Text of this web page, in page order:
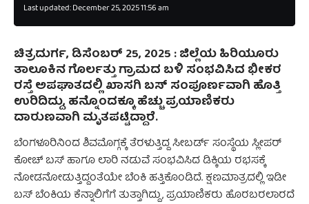
Last updated: December 25, 2025 11:56 am
ಚಿತ್ರದುರ್ಗ, ಡಿಸೆಂಬರ್‌ 25, 2025 :ಜಿಲ್ಲೆಯ ಹಿರಿಯೂರು
ತಾಲೂಕಿನ ಗೊರ್ಲತ್ತು ಗ್ರಾಮದ ಬಳಿ ಸಂಭವಿಸಿದ ಭೀಕರ
ರಸ್ತೆ ಅಪಘಾತದಲ್ಲಿ ಖಾಸಗಿ ಬಸ್ ಸಂಪೂರ್ಣವಾಗಿ ಹೊತ್ತಿ
ಉರಿದಿದ್ದು, ಹನ್ನೊಂದಕ್ಕೂ ಹೆಚ್ಚು ಪ್ರಯಾಣಿಕರು
ದಾರುಣವಾಗಿ ಮೃತಪಟ್ಟಿದ್ದಾರೆ.
ಬೆಂಗಳೂರಿನಿಂದ ಶಿವಮೊಗ್ಗಕ್ಕೆ ತೆರಳುತ್ತಿದ್ದ ಸೀಬರ್ಡ್ ಸಂಸ್ಥೆಯ ಸ್ಲೀಪರ್
ಕೋಚ್ ಬಸ್ ಹಾಗೂ ಲಾರಿ ನಡುವೆ ಸಂಭವಿಸಿದ ಡಿಕ್ಕಿಯ ರಭಸಕ್ಕೆ
ನೋಡನೋಡುತ್ತಿದ್ದಂತೆಯೇ ಬೆಂಕಿ ಹತ್ತಿಕೊಂಡಿದೆ. ಕ್ಷಣಮಾತ್ರದಲ್ಲಿ ಇಡೀ
ಬಸ್ ಬೆಂಕಿಯ ಕೆನ್ನಾಲಿಗೆಗೆ ತುತ್ತಾಗಿದ್ದು, ಪ್ರಯಾಣಿಕರು ಹೊರಬರಲಾರದೆ